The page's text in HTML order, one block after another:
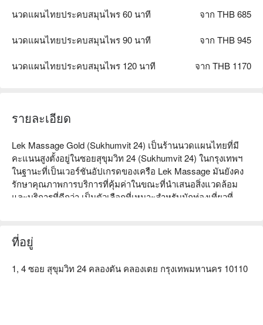
นวดแผนไทยประคบสมุนไพร 60 นาที จาก THB 685
นวดแผนไทยประคบสมุนไพร 90 นาที จาก THB 945
นวดแผนไทยประคบสมุนไพร 120 นาที จาก THB 1170
รายละเอียด
Lek Massage Gold (Sukhumvit 24) เป็นร้านนวดแผนไทยที่มี
คะแนนสูงตั้งอยู่ในซอยสุขุมวิท 24 (Sukhumvit 24) ในกรุงเทพฯ
ในฐานะที่เป็นเวอร์ชันอัปเกรดของเครือ Lek Massage มันยังคง
รักษาคุณภาพการบริการที่คุ้มค่าในขณะที่นำเสนอสิ่งแวดล้อม
และบริการที่ดีกว่า เป็นตัวเลือกที่เหมาะสำหรับนักท่องเที่ยวที่
Lek Massage Gold คะแนนรีวิว: Google 4.5 ดาว, FunNow 5
ดาว
การตกแต่งภายในร้านมีคุณภาพดีกว่าร้านสาขาทั่วไป สภาพ
ที่อยู่
1, 4 ซอย สุขุมวิท 24 คลองตัน คลองเตย กรุงเทพมหานคร 10110